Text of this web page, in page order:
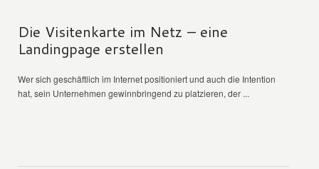
Die Visitenkarte im Netz – eine
Landingpage erstellen
Wer sich geschäftlich im Internet positioniert und auch die Intention
hat, sein Unternehmen gewinnbringend zu platzieren, der ...